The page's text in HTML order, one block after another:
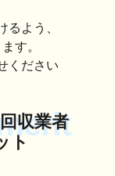
るよう、
す。
ください
収業者
ト